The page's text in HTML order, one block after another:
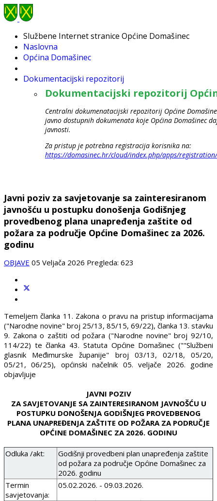
Službene Internet stranice Općine Domašinec
Naslovna
Općina Domašinec
Dokumentacijski repozitorij
Dokumentacijski repozitorij
Centralni dokumenatacijski repozitorij Općine
javno dostupnih dokumenata koje Općina Domašinec
javnosti.
Za pristup je potrebna registracija korisnika na:
https://domasinec.hr/cloud/index.php/apps/registration/
Javni poziv za savjetovanje sa zainteresiranom
javnošću u postupku donošenja Godišnjeg
provedbenog plana unapređenja zaštite od
požara za područje Općine Domašinec za 2026.
godinu
OBJAVE 05 Veljača 2026 Pregleda: 623
Temeljem članka 11. Zakona o pravu na pristup informacijama
("Narodne novine" broj 25/13, 85/15, 69/22), članka 13. stavku
9. Zakona o zaštiti od požara ("Narodne novine" broj 92/10,
114/22) te članka 43. Statuta Općine Domašinec (""Službeni
glasnik Međimurske županije" broj 03/13, 02/18, 05/20,
05/21, 06/25), općinski načelnik 05. veljače 2026. godine
objavljuje
JAVNI POZIV
ZA SAVJETOVANJE SA ZAINTERESIRANOM JAVNOŠĆU U
POSTUPKU DONOŠENJA GODIŠNJEG PROVEDBENOG
PLANA UNAPREĐENJA ZAŠTITE OD POŽARA ZA PODRUČJE
OPĆINE DOMAŠINEC ZA 2026. GODINU
Odluka /akt:
Godišnji provedbeni plan unapređenja zaštite
od požara za područje Općine Domašinec za
2026. godinu
Termin
savjetovanja:
05.02.2026. - 09.03.2026.